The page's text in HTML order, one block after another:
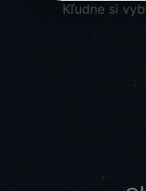
Kľudne si